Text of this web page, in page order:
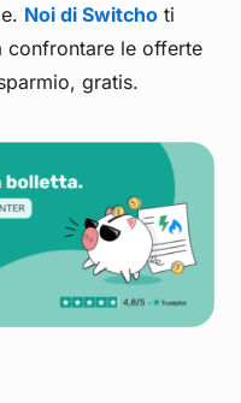
Noi di Switcho ti
confrontare le offerte
gratis.